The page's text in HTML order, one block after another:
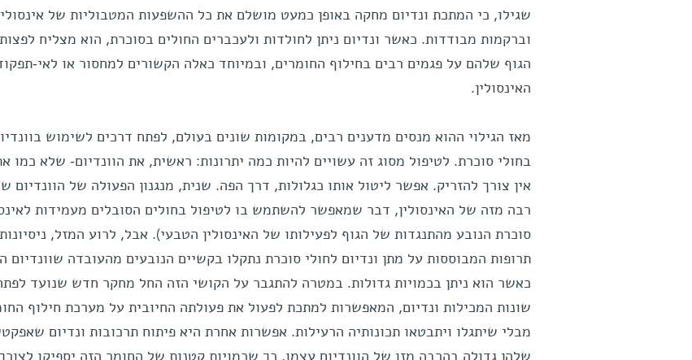
שגילו, כי המתכת ונדיום מחקה באופן כמעט מושלם את כל ההשפעות המטבוליות של
וברקמות מבודדות. כאשר ונדיום ניתן לחולדות ולעכברים החולים בסוכרת, הוא מצליח
הגוף שלהם על פגמים רבים בחילוף החומרים, ובמיוחד כאלה הקשורים למחסור או לאי-
האינסולין.
מאז הגילוי ההוא מנסים מדענים רבים, במקומות שונים בעולם, לפתח דרכים לשימוש
בחולי סוכרת. לטיפול מסוג זה עשויים להיות כמה יתרונות: ראשית, את הוונדיום- שלא כמו
אין צורך להזריק. אפשר ליטול אותו כגלולות, דרך הפה. שנית, מנגנון הפעולה של הוונדיום
רבה מזה של האינסולין, דבר שמאפשר להשתמש בו לטיפול בחולים הסובלים מעמידות
סוכרת הנובע מהתנגדות של הגוף לפעילותו של האינסולין הטבעי). אבל, לרוע המזל,
תרופות המבוססות על מתן ונדיום לחולי סוכרת נתקלו בקשיים הנובעים מהעובדה שוונדיום
כאשר הוא ניתן בכמויות גדולות. במטרה להתגבר על הקושי הזה החל מחקר חדש שנועד
שונות המכילות ונדיום, המאפשרות למתכת לפעול את פעולתה החיובית על מערכת חילוף
מבלי שיתגלו ויתבטאו תכונותיה הרעילות. אפשרות אחרת היא פיתוח תרכובות ונדיום
שלהן גדולה בהרבה מזו של הוונדיום עצמו, כך שכמויות קטנות של החומר הזה יספיקו